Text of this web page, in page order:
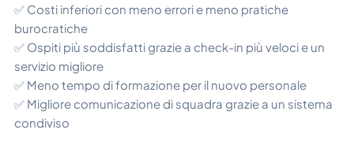
✅ Costi inferiori con meno errori e meno pratiche
burocratiche
✅ Ospiti più soddisfatti grazie a check-in più veloci e un
servizio migliore
✅ Meno tempo di formazione per il nuovo personale
✅ Migliore comunicazione di squadra grazie a un sistema
condiviso